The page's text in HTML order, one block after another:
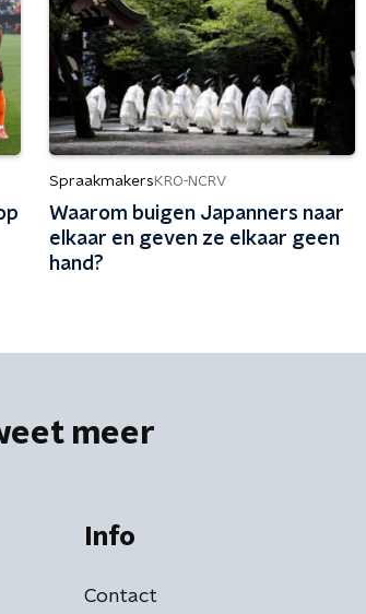
Spraakmakers KRO-NCRV
Waarom buigen Japanners naar
elkaar en geven ze elkaar geen
hand?
meer
Info
Contact